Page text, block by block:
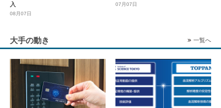
入
08月07日
07月07日
大手の動き 一覧へ